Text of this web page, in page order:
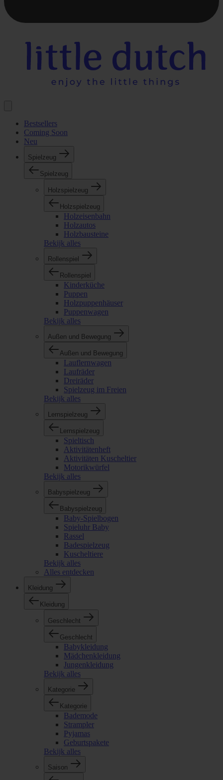
Bestsellers
Coming Soon
Neu
Spielzeug
Spielzeug
Holzspielzeug
Holzspielzeug
Holzeisenbahn
Holzautos
Holzbausteine
Bekijk alles
Rollenspiel
Rollenspiel
Kinderküche
Puppen
Holzpuppenhäuser
Puppenwagen
Bekijk alles
Außen und Bewegung
Außen und Bewegung
Lauflernwagen
Laufräder
Dreiräder
Spielzeug im Freien
Bekijk alles
Lernspielzeug
Lernspielzeug
Spieltisch
Aktivitätenheft
Aktivitäten Kuscheltier
Motorikwürfel
Bekijk alles
Babyspielzeug
Babyspielzeug
Baby-Spielbogen
Spieluhr Baby
Rassel
Badespielzeug
Kuscheltiere
Bekijk alles
Alles entdecken
Kleidung
Kleidung
Geschlecht
Geschlecht
Babykleidung
Mädchenkleidung
Jungenkleidung
Bekijk alles
Kategorie
Kategorie
Bademode
Strampler
Pyjamas
Geburtspakete
Bekijk alles
Saison